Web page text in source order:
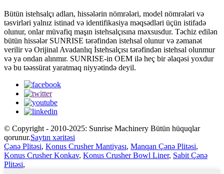
Bütün istehsalçı adları, hissələrin nömrələri, model nömrələri və
təsvirləri yalnız istinad və identifikasiya məqsədləri üçün istifadə
olunur, onlar müvafiq maşın istehsalçısına məxsusdur. Təchiz edilən
bütün hissələr SUNRISE tərəfindən istehsal olunur və zəmanət
verilir və Orijinal Avadanlıq İstehsalçısı tərəfindən istehsal olunmur
və ya ondan alınmır. SUNRISE-in OEM ilə heç bir əlaqəsi yoxdur
və bu təəssürat yaratmaq niyyətində deyil.
© Copyright - 2010-2025: Sunrise Machinery Bütün hüquqlar
qorunur.Saytın xəritəsi
Çənə Plitəsi, Konus Crusher Mantiyası, Manqan Çənə Plitəsi,
Konus Crusher Konkav, Konus Crusher Bowl Liner, Sabit Çənə
Plitəsi,